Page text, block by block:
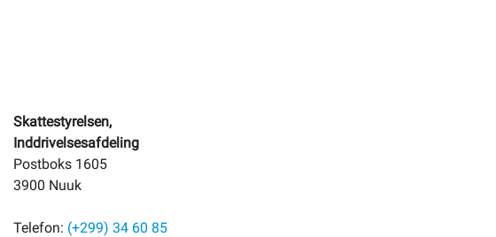
Skattestyrelsen,
Inddrivelsesafdeling
Postboks 1605
3900 Nuuk
Telefon: (+299) 34 60 85